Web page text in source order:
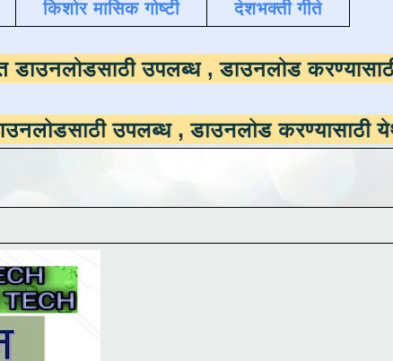
किशोर मासिक गोष्टी देशभक्ती गीते
पर्यंत डाउनलोडसाठी उपलब्ध ,
उपलब्ध ,डाउनलोड करण्यासाठी येथे क्लिक